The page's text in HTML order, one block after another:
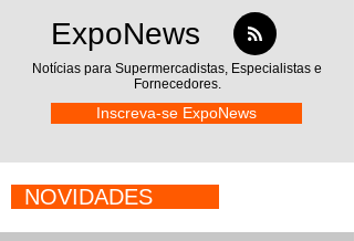
ExpoNews
Notícias para Supermercadistas, Especialistas e
Fornecedores.
Inscreva-se ExpoNews
NOVIDADES